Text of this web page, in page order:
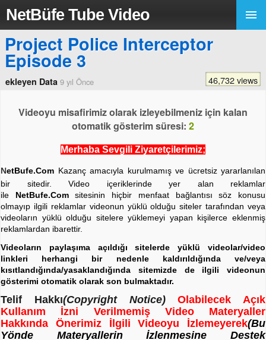
NetBüfe Tube Video
Project Police Interceptor
Episode 3
ekleyen Data 9 yıl Önce 46,732 views
Videoyu misafirimiz olarak izleyebilmeniz için kalan
otomatik gösterim süresi: 2
Merhaba Sevgili Ziyaretçilerimiz;
NetBufe.Com Kazanç amacıyla kurulmamış ve ücretsiz yararlanılan
bir sitedir. Video içeriklerinde yer alan reklamlar
ile NetBufe.Comsitesinin hiçbir menfaat bağlantısı söz konusu
olmayıp ilgili reklamlar videonun yüklü olduğu siteler tarafından veya
videoların yüklü olduğu sitelere yüklemeyi yapan kişilerce eklenmiş
reklamlardan ibarettir.
Videoların paylaşıma açıldığı sitelerde yüklü videolar/video
linkleri herhangi bir nedenle kaldırıldığında ve/veya
kısıtlandığında/yasaklandığında sitemizde de ilgili videonun
gösterimi otomatik olarak son bulmaktadır.
Telif Hakkı(Copyright Notice)
Olabilecek Açık
Kullanım İzni Verilmemiş Video Materyaller
Hakkında Önerimiz İlgili Videoyu İzlemeyerek(Bu
Yönde Materyallerin İzlenmesine Destek